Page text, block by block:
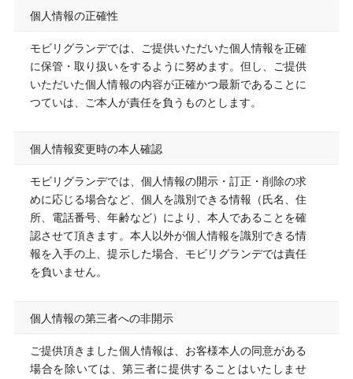
個人情報の正確性
モビリグランデでは、ご提供いただいた個人情報を正確
に保管・取り扱いをするように努めます。但し、ご提供
いただいた個人情報の内容が正確かつ最新であることに
つていは、ご本人が責任を負うものとします。
個人情報変更時の本人確認
モビリグランデでは、個人情報の開示・訂正・削除の求
めに応じる場合など、個人を識別できる情報（氏名、住
所、電話番号、年齢など）により、本人であることを確
認させて頂きます。本人以外が個人情報を識別できる情
報を入手の上、提示した場合、モビリグランデでは責任
を負いません。
個人情報の第三者への非開示
ご提供頂きました個人情報は、お客様本人の同意がある
場合を除いては、第三者に提供することはいたしませ